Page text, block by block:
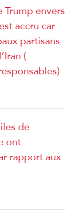
envers
accru car
partisans
(
de
ont
rapport aux